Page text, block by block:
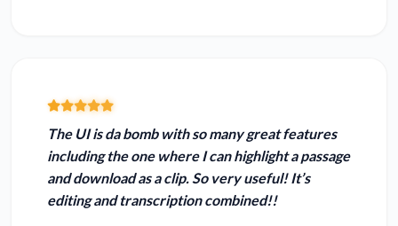
The UI is da bombwith so many great features
including the one where I can highlight a passage
and download as a clip. So very useful! It’s
editing and transcription combined!!